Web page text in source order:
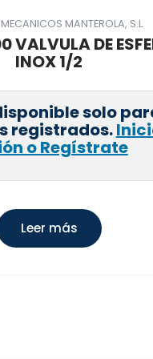
MECANICOS MANTEROLA, S.L
VALVULA DE
INOX 1/2
solo
registrados.
o Regístrate
Leer más